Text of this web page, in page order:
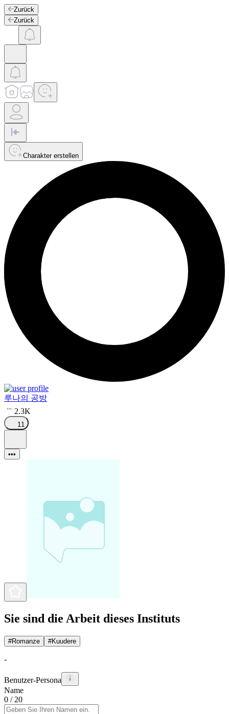
Zurück
Zurück
Charakter erstellen
루나의 공방
2.3K
11
•••
Sie sind die Arbeit dieses Instituts
#Romanze #Kuudere
-
Benutzer-Persona
Name
0 / 20